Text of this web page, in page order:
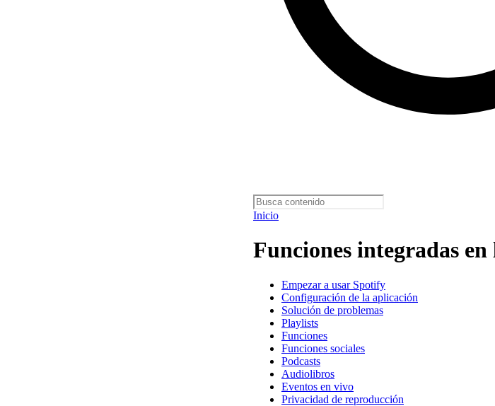
Inicio
Funciones integradas
Empezar a usar Spotify
Configuración de la aplicación
Solución de problemas
Playlists
Funciones
Funciones sociales
Podcasts
Audiolibros
Eventos en vivo
Privacidad de reproducción